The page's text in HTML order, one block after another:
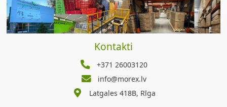
Kontakti
+371 26003120
info@morex.lv
Latgales 418B, Rīga